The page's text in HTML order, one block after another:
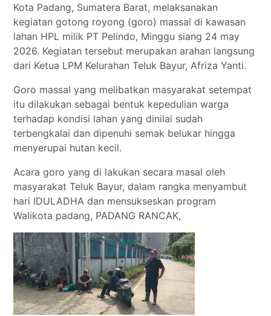
Kota Padang, Sumatera Barat, melaksanakan
kegiatan gotong royong (goro) massal di kawasan
lahan HPL milik PT Pelindo, Minggu siang 24 may
2026. Kegiatan tersebut merupakan arahan langsung
dari Ketua LPM Kelurahan Teluk Bayur, Afriza Yanti.
Goro massal yang melibatkan masyarakat setempat
itu dilakukan sebagai bentuk kepedulian warga
terhadap kondisi lahan yang dinilai sudah
terbengkalai dan dipenuhi semak belukar hingga
menyerupai hutan kecil.
Acara goro yang di lakukan secara masal oleh
masyarakat Teluk Bayur, dalam rangka menyambut
hari IDULADHA dan mensukseskan program
Walikota padang, PADANG RANCAK,